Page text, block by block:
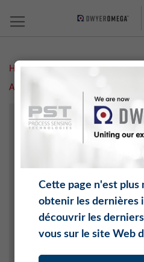
Home Measurement
Accessoires
HUMIDITÉ
ACTIVITÉ DE L'EAU
POINT DE ROSÉE
Cette page n'est plus
obtenir les dernières
découvrir les
vous sur le site Web